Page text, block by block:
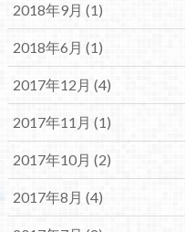
2018年9月 (1)
2018年6月 (1)
2017年12月 (4)
2017年11月 (1)
2017年10月 (2)
2017年8月 (4)